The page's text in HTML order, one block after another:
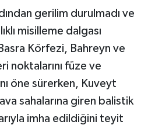
gerilim durulmadı ve
misilleme dalgası
Körfezi, Bahreyn ve
noktalarını füze ve
öne sürerken, Kuveyt
sahalarına giren balistik
imha edildiğini teyit